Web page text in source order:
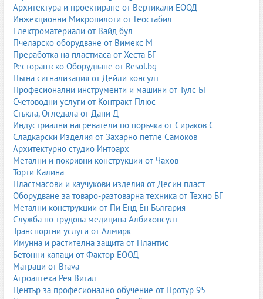
професионални решения за хигиена и чистота.
Битова химия,Битови почистващи продукти
Дезинфектанти за ръце,Дозатори за дезинфектанти
Миещи препарати,Перилни препарати
Препарати за съдомиялни машини, Прозорци и огледала -
продукти за почистване ,Ръжда - препарати за премахване
Сода каустик
Архитектура и проектиране от Вертикали ЕООД
Инжекционни Микропилоти от Геостабил
Електроматериали от Вайд бул
Пчеларско оборудване от Вимекс М
Преработка на пластмаса от Хеста БГ
Ресторантско Оборудване от Resol.bg
Пътна сигнализация от Дейли консулт
Професионални инструменти и машини от Тулс БГ
Счетоводни услуги от Контракт Плюс
Стъкла, Огледала от Дани Д
Индустриални нагреватели по поръчка от Сираков С
Сладкарски Изделия от Захарно петле Самоков
Архитектурно студио Интоарх
Метални и покривни конструкции от Чахов
Торти Калина
Пластмасови и каучукови изделия от Десин пласт
Оборудване за товаро-разтоварна техника от Техно БГ
Метални конструкции от Пи Енд Ен България
Служба по трудова медицина Албиконсулт
Транспортни услуги от Алмирк
Имунна и растителна защита от Плантис
Бетонни капаци от Фактор ЕООД
Матраци от Brava
Агроаптека Рея Витал
Център за професионално обучение от Протур 95